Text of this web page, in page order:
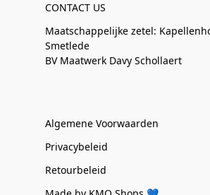
CONTACT US
Maatschappelijke zetel:
Smetlede
BV Maatwerk Davy Schollaert
Algemene Voorwaarden
Privacybeleid
Retourbeleid